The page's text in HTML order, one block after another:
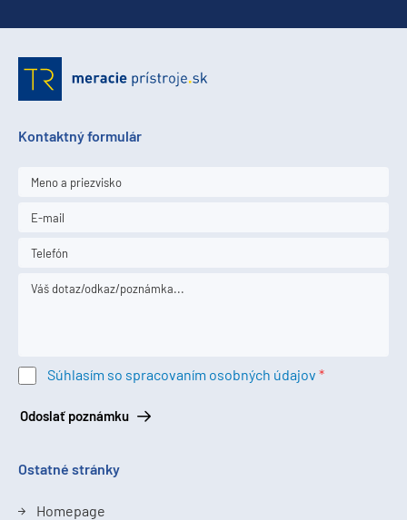
Kontaktný formulár
Súhlasím so spracovaním osobných údajov
Odoslať poznámku
Ostatné stránky
Homepage